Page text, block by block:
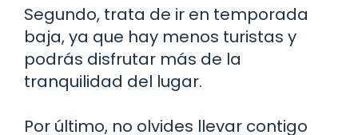
Segundo, trata de ir en temporada
baja, ya que hay menos turistas y
podrás disfrutar más de la
tranquilidad del lugar.
Por último, no olvides llevar contigo